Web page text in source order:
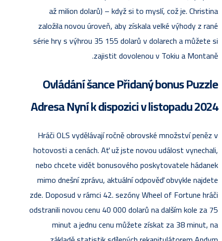
až milion dolarů) – když si to myslí, což je. Christina
založila novou úroveň, aby získala velké výhody z rané
série hry s výhrou 35 155 dolarů v dolarech a můžete si
zajistit dovolenou v Tokiu a Montaně.
Ovládání šance Přidaný bonus Puzzle
Adresa Nyní k dispozici v listopadu 2024
Hráči OLS vydělávají ročně obrovské množství peněz v
hotovosti a cenách. Ať už jste novou událost vynechali,
nebo chcete vidět bonusového poskytovatele hádanek
mimo dnešní zprávu, aktuální odpověď obvykle najdete
zde. Doposud v rámci 42. sezóny Wheel of Fortune hráči
odstranili novou cenu 40 000 dolarů na dalším kole za 75
minut a jednu cenu můžete získat za 38 minut, na